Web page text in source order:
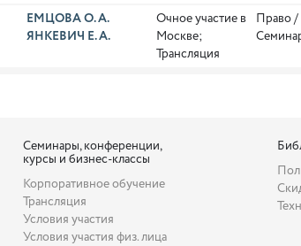
ЕМЦОВА О. А.
ЯНКЕВИЧ Е. А.
Очное участие в
Москве;
Трансляция
Право /
Семинары, конференции,
курсы и бизнес-классы
Корпоративное обучение
Трансляция
Условия участия
Условия участия физ. лица